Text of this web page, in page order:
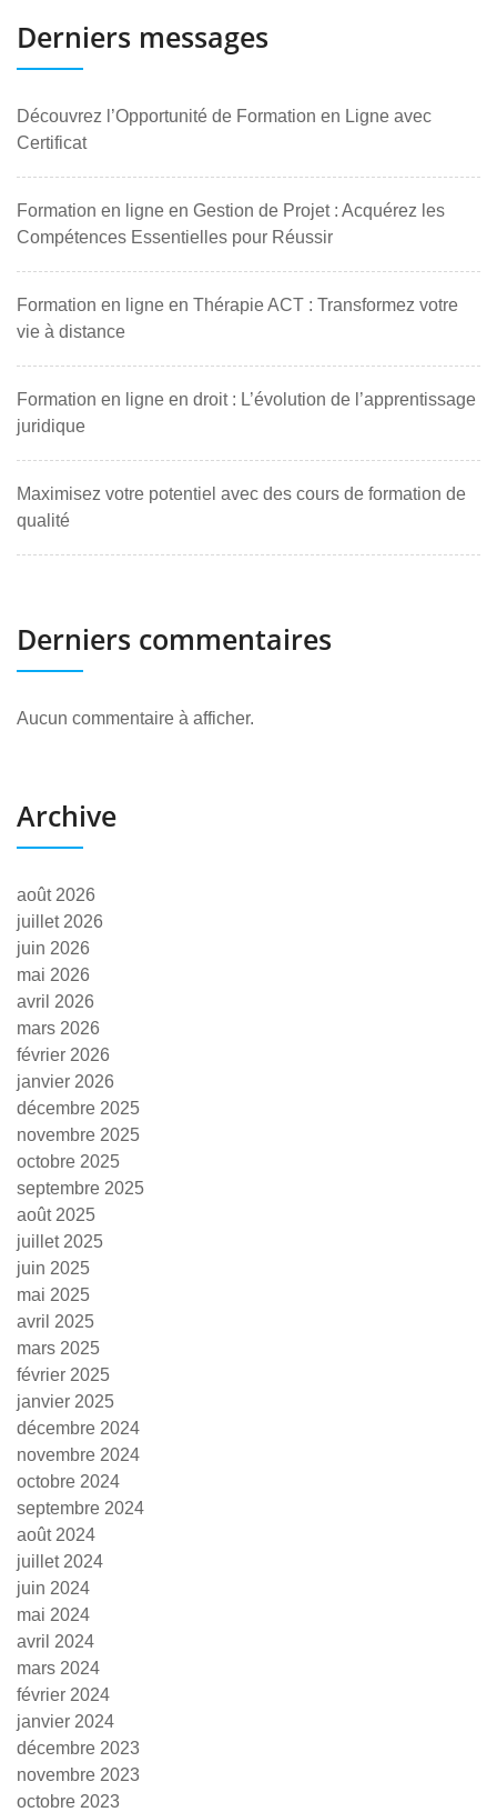
Derniers messages
Découvrez l’Opportunité de Formation en Ligne avec
Certificat
Formation en ligne en Gestion de Projet : Acquérez les
Compétences Essentielles pour Réussir
Formation en ligne en Thérapie ACT : Transformez votre
vie à distance
Formation en ligne en droit : L’évolution de l’apprentissage
juridique
Maximisez votre potentiel avec des cours de formation de
qualité
Derniers commentaires
Aucun commentaire à afficher.
Archive
août 2026
juillet 2026
juin 2026
mai 2026
avril 2026
mars 2026
février 2026
janvier 2026
décembre 2025
novembre 2025
octobre 2025
septembre 2025
août 2025
juillet 2025
juin 2025
mai 2025
avril 2025
mars 2025
février 2025
janvier 2025
décembre 2024
novembre 2024
octobre 2024
septembre 2024
août 2024
juillet 2024
juin 2024
mai 2024
avril 2024
mars 2024
février 2024
janvier 2024
décembre 2023
novembre 2023
octobre 2023